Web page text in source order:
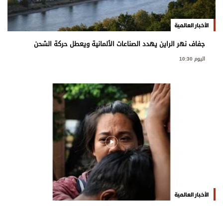
الأخبار العالمية
جفاف نهر الراين يهدد الصناعات الألمانية ويعطل حركة الشحن
اليوم 10:30
الأخبار العالمية